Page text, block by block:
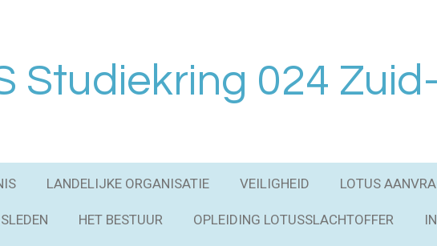
Studiekring 024
LANDELIJKE ORGANISATIE VEILIGHEID LOTUS
HET BESTUUR OPLEIDING LOTUSSLACHTOFFER